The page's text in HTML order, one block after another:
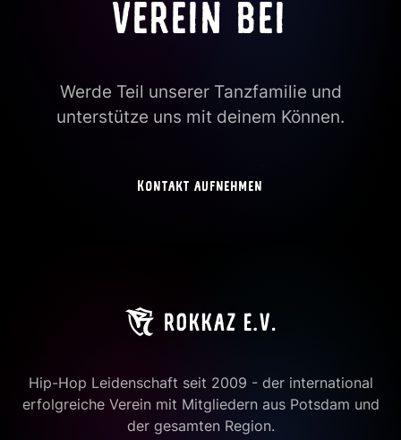
VEREIN BEI
Werde Teil unserer Tanzfamilie und
unterstütze uns mit deinem Können.
Kontakt aufnehmen
Hip-Hop Leidenschaft seit 2009 - der international
erfolgreiche Verein mit Mitgliedern aus Potsdam und
der gesamten Region.